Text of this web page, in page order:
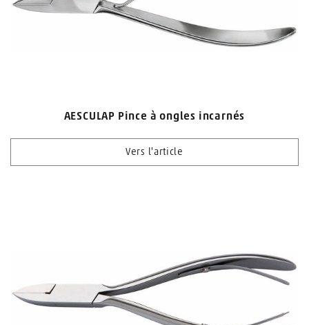
AESCULAP Pince à ongles incarnés
Vers l'article